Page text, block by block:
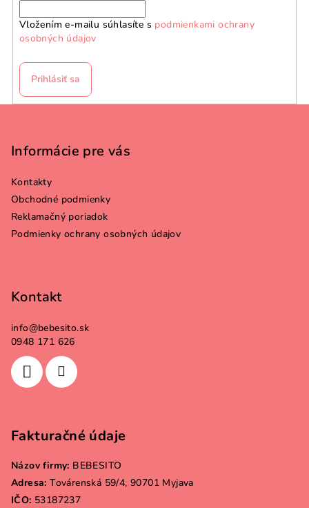
e
y
Vložením e-mailu súhlasíte s podmienkami ochrany
osobných údajov
Prihlásiť sa
Informácie pre vás
Kontakty
Obchodné podmienky
Reklamačný poriadok
Podmienky ochrany osobných údajov
Kontakt
info@bebesito.sk
0948 171 626
Fakturačné údaje
Názov firmy: BEBESITO
Adresa: Továrenská 59/4, 90701 Myjava
IČO: 53187237